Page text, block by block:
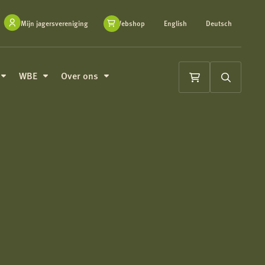
Mijn jagersvereniging Webshop English Deutsch
WBE Over ons
Winkelwagen
Zoeken